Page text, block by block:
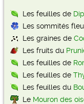
Les feuilles de
Les sommités
Les graines de
Les fruits du
Les feuilles de
Les feuilles de
Les feuilles du
Le Mouron des